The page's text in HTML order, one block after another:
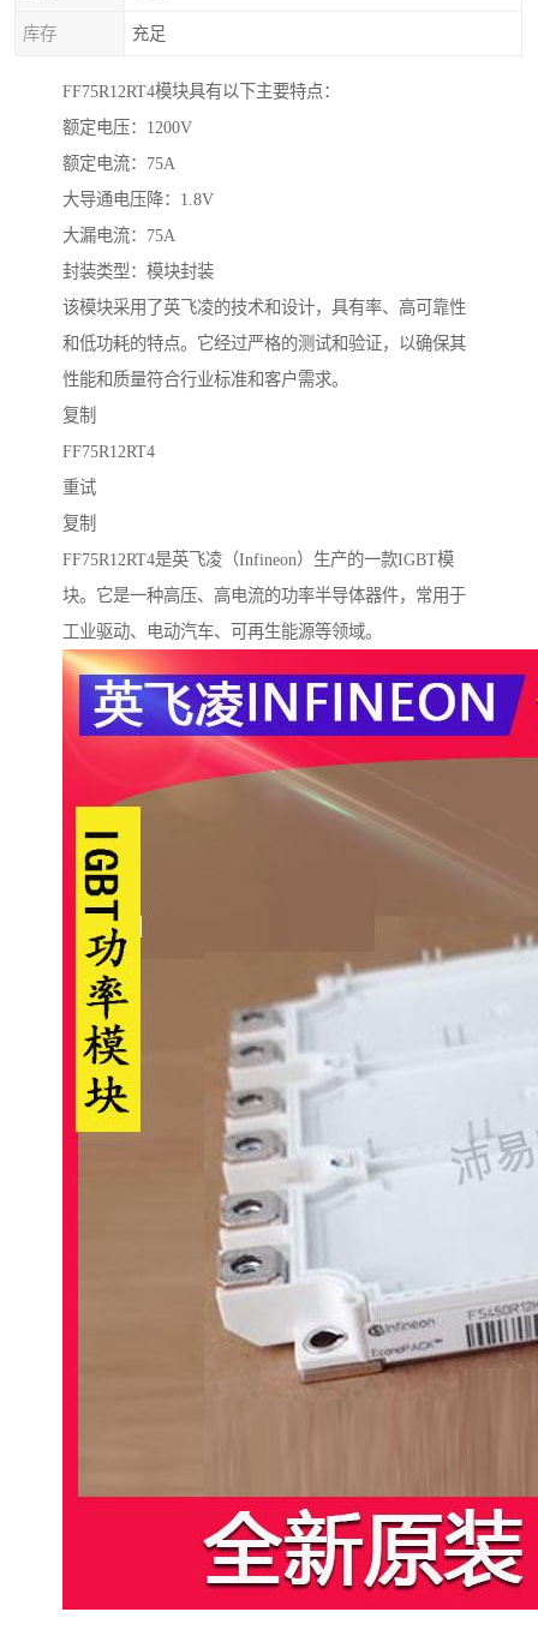
库存 充足
FF75R12RT4模块具有以下主要特点：
额定电压：1200V
额定电流：75A
大导通电压降：1.8V
大漏电流：75A
封装类型：模块封装
该模块采用了英飞凌的技术和设计，具有率、高可靠性
和低功耗的特点。它经过严格的测试和验证，以确保其
性能和质量符合行业标准和客户需求。
复制
FF75R12RT4
重试
复制
FF75R12RT4是英飞凌（Infineon）生产的一款IGBT模
块。它是一种高压、高电流的功率半导体器件，常用于
工业驱动、电动汽车、可再生能源等领域。